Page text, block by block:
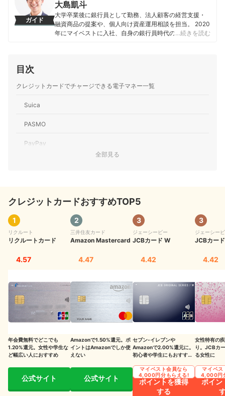
ガイド
大島凱斗
大学卒業後に銀行員として勤務、法人顧客の経営支援・
融資商品の提案や、個人向け資産運用相談を担当。 2020
年にマイベストに入社、自身の銀行員時代の経験を活か
大島凱斗のプロフィール
…続きを読む
目次
クレジットカードでチャージできる電子マネー一覧
Suica
PASMO
PayPay
au PAY
majica
電子マネーにクレジットカードでチャージするメリット
ポイントが貯まるサービスもある
クレジットカードでチャージはできないが、紐づけて決済できる電子マ
電子マネーを選ぶときは、そのほかのサービスも比較しよう
全部見る
クレジットカードおすすめTOP5
1
リクルート
リクルートカード
4.57
年会費無料でどこでも
1.20%還元。女性や学生な
ど幅広い人におすすめ
公式サイト
2
三井住友カード
Amazon Mastercard
4.47
Amazonで1.50%還元。ポ
イントはAmazonでしか使
えない
公式サイト
3
ジェーシービー
JCBカード W
4.42
セブン‐イレブンや
Amazonで2.00%還元に。
初心者や学生にもおすすめ
ポイントを獲得
する
マイベスト会員なら
4,000円分もらえる!
3
ジェーシー
JCBカー
4.42
女性特有の
り。JCBカ
る女性に
ポイン
マイベス
4,000円